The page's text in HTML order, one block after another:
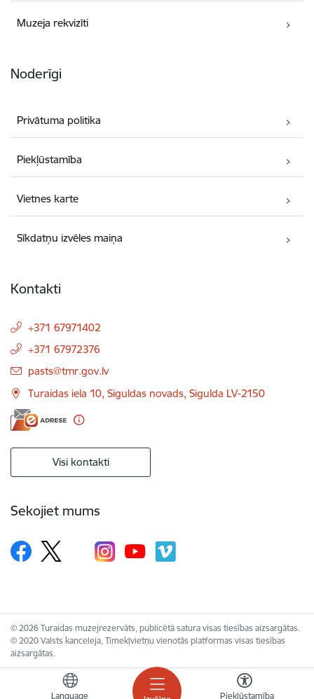
Language Piekļūstamība
Muzeja rekvizīti
Noderīgi
Privātuma politika
Piekļūstamība
Vietnes karte
Sīkdatņu izvēles maiņa
Kontakti
+371 67971402
+371 67972376
E-pasts:
pasts@tmr.gov.lv
Turaidas iela 10, Siguldas novads, Sigulda LV-2150
Visi kontakti
Sekojiet mums
© 2026 Turaidas muzejrezervāts, publicētā satura visas tiesības aizsargātas.
© 2020 Valsts kanceleja, Tīmekļvietņu vienotās platformas visas tiesības
aizsargātas.